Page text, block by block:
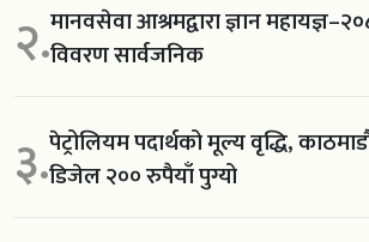
२.मानवसेवा आश्रमद्वारा ज्ञान
विवरण सार्वजनिक
३.पेट्रोलियम पदार्थको मूल्य वृद्धि,
डिजेल २०० रुपैयाँ पुग्यो